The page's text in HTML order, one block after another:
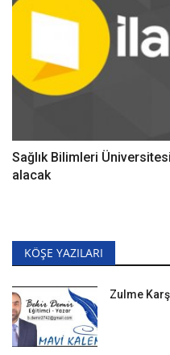
Sağlık Bilimleri
alacak
KÖŞE YAZILARI
Zulme